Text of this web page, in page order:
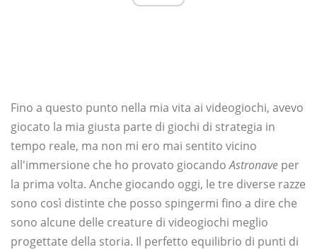
Fino a questo punto nella mia vita ai videogiochi, avevo
giocato la mia giusta parte di giochi di strategia in
tempo reale, ma non mi ero mai sentito vicino
all'immersione che ho provato giocandoAstronave per
la prima volta. Anche giocando oggi, le tre diverse razze
sono così distinte che posso spingermi fino a dire che
sono alcune delle creature di videogiochi meglio
progettate della storia. Il perfetto equilibrio di punti di